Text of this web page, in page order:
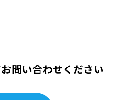
お問い合わせください